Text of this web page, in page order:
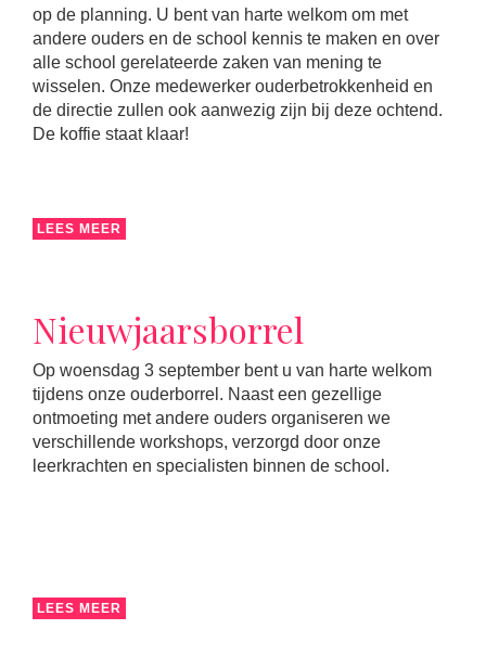
op de planning. U bent van harte welkom om met
andere ouders en de school kennis te maken en over
alle school gerelateerde zaken van mening te
wisselen. Onze medewerker ouderbetrokkenheid en
de directie zullen ook aanwezig zijn bij deze ochtend.
De koffie staat klaar!
LEES MEER
Nieuwjaarsborrel
Op woensdag 3 september bent u van harte welkom
tijdens onze ouderborrel. Naast een gezellige
ontmoeting met andere ouders organiseren we
verschillende workshops, verzorgd door onze
leerkrachten en specialisten binnen de school.
LEES MEER